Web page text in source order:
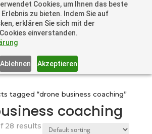
Cookies, um Ihnen das beste
zu bieten. Indem Sie auf
erklären Sie sich mit der
einverstanden.
Ablehnen Akzeptieren
6667 oder +49 157 3598 0006
tagged “drone business coaching”
coaching
28 results